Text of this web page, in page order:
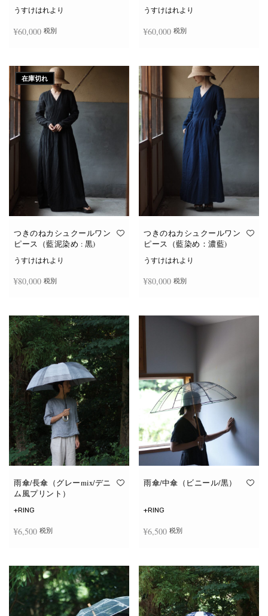
うすけはれより
¥60,000 税別
うすけはれより
¥60,000 税別
在庫切れ
つきのねカシュクールワン
ピース（藍泥染め : 黒)
うすけはれより
¥80,000 税別
つきのねカシュクールワン
ピース（藍染め：濃藍)
うすけはれより
¥80,000 税別
雨傘/長傘（グレーmix/デニ
ム風プリント）
+RING
¥6,500 税別
雨傘/中傘（ビニール/黒）
+RING
¥6,500 税別